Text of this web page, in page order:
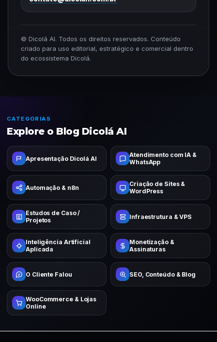
© Dicolá AI. Todos os direitos reservados. Conteúdo
criado para uso editorial, estratégico e comercial dentro
do ecossistema Dicolá.
CATEGORIAS
Explore o Blog Dicolá AI
Apresentação Dicolá AI
Atendimento com IA &
WhatsApp
Automação & n8n
Criação de Sites &
WordPress
Estudos de Caso /
Projetos
Infraestrutura & VPS
Inteligência Artificial
Aplicada
Monetização &
Assinaturas
O Cliente Falou SEO, Conteúdo & Blog
WooCommerce & Lojas
Online